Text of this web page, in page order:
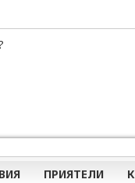
ПРИЯТЕЛИ